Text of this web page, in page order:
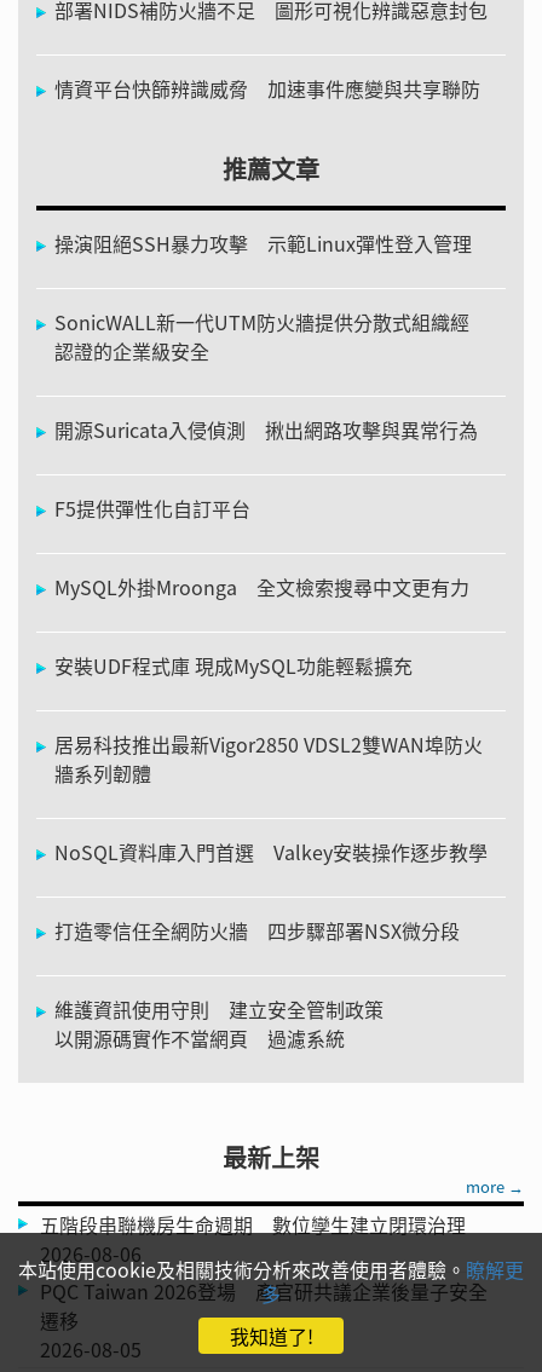
部署NIDS補防火牆不足 圖形可視化辨識惡意封包
情資平台快篩辨識威脅 加速事件應變與共享聯防
推薦文章
操演阻絕SSH暴力攻擊 示範Linux彈性登入管理
SonicWALL新一代UTM防火牆提供分散式組織經
認證的企業級安全
開源Suricata入侵偵測 揪出網路攻擊與異常行為
F5提供彈性化自訂平台
MySQL外掛Mroonga 全文檢索搜尋中文更有力
安裝UDF程式庫 現成MySQL功能輕鬆擴充
居易科技推出最新Vigor2850 VDSL2雙WAN埠防火
牆系列韌體
NoSQL資料庫入門首選 Valkey安裝操作逐步教學
打造零信任全網防火牆 四步驟部署NSX微分段
維護資訊使用守則 建立安全管制政策
以開源碼實作不當網頁 過濾系統
最新上架
more →
五階段串聯機房生命週期 數位孿生建立閉環治理
2026-08-06
PQC Taiwan 2026登場 產官研共議企業後量子安全
遷移
2026-08-05
本站使用cookie及相關技術分析來改善使用者體驗。 瞭解更
多
我知道了!